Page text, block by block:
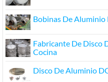
Bobinas De Aluminio
Fabricante De Disco
Cocina
Disco De Aluminio